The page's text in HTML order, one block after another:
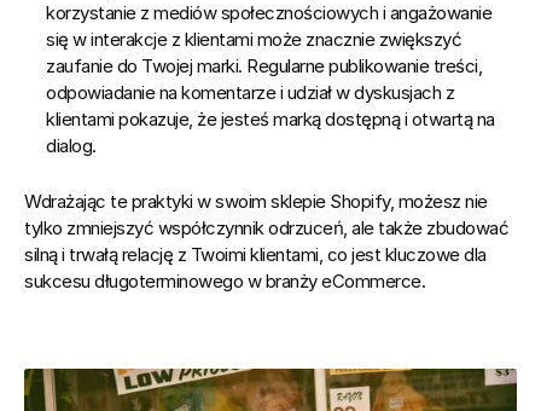
korzystanie z mediów społecznościowych i angażowanie
się w interakcje z klientami może znacznie zwiększyć
zaufanie do Twojej marki. Regularne publikowanie treści,
odpowiadanie na komentarze i udział w dyskusjach z
klientami pokazuje, że jesteś marką dostępną i otwartą na
dialog.
Wdrażając te praktyki w swoim sklepie Shopify, możesz nie
tylko zmniejszyć współczynnik odrzuceń, ale także zbudować
silną i trwałą relację z Twoimi klientami, co jest kluczowe dla
sukcesu długoterminowego w branży eCommerce.